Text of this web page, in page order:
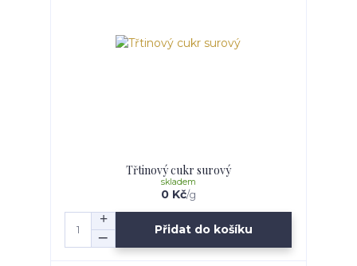
Třtinový cukr surový
0 Kč/g
skladem
Přidat do košíku